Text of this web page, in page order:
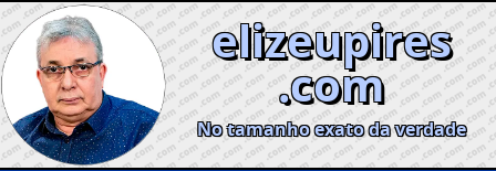
Skip
to
content
elizeupires
.com
No tamanho exato da verdade